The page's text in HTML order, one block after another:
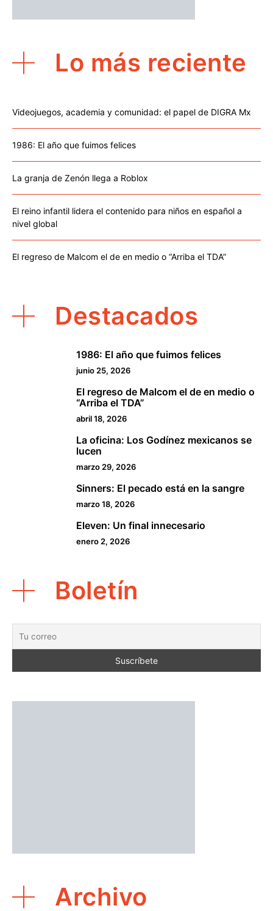
Lo más reciente
Videojuegos, academia y comunidad: el papel de DIGRA Mx
1986: El año que fuimos felices
La granja de Zenón llega a Roblox
El reino infantil lidera el contenido para niños en español a
nivel global
El regreso de Malcom el de en medio o “Arriba el TDA”
Destacados
1986: El año que fuimos felices
junio 25, 2026
El regreso de Malcom el de en medio o
“Arriba el TDA”
abril 18, 2026
La oficina: Los Godínez mexicanos se
lucen
marzo 29, 2026
Sinners: El pecado está en la sangre
marzo 18, 2026
Eleven: Un final innecesario
enero 2, 2026
Boletín
Archivo